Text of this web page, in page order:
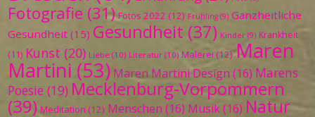
Fotografie (31) Fotos 2022 (12) Frühling (9) Ganzheitliche
Gesundheit (15) Gesundheit (37) Kinder (9) Krankheit
(11) Kunst (20) Liebe (10) Literatur (10) Malerei (12) Maren
Martini (53) Maren Martini Design (16) Marens
Poesie (19) Mecklenburg-Vorpommern
(39) Meditation (12) Menschen (16) Musik(16) Natur